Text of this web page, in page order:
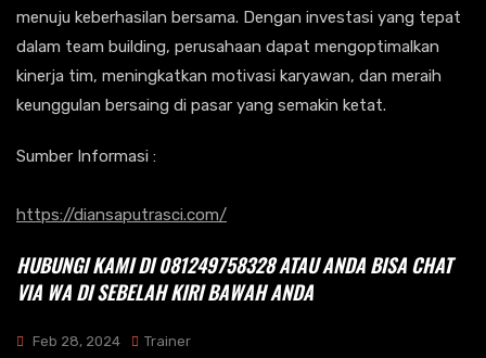
menuju keberhasilan bersama. Dengan investasi yang tepat
dalam team building, perusahaan dapat mengoptimalkan
kinerja tim, meningkatkan motivasi karyawan, dan meraih
keunggulan bersaing di pasar yang semakin ketat.
Sumber Informasi :
https://diansaputrasci.com/
HUBUNGI KAMI DI081249758328ATAU ANDA BISA CHAT
VIA WA DI SEBELAH KIRI BAWAH ANDA
Feb 28, 2024
Trainer